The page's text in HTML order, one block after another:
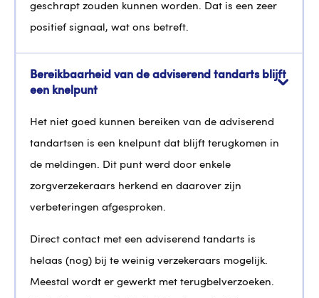
geschrapt zouden kunnen worden. Dat is een zeer
positief signaal, wat ons betreft.
Bereikbaarheid van de adviserend tandarts blijft
een knelpunt
Het niet goed kunnen bereiken van de adviserend
tandartsen is een knelpunt dat blijft terugkomen in
de meldingen. Dit punt werd door enkele
zorgverzekeraars herkend en daarover zijn
verbeteringen afgesproken.
Direct contact met een adviserend tandarts is
helaas (nog) bij te weinig verzekeraars mogelijk.
Meestal wordt er gewerkt met terugbelverzoeken.